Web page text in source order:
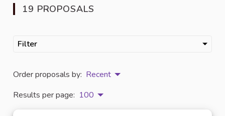
19 PROPOSALS
Filter
Order proposals by: Recent
Results per page: 100